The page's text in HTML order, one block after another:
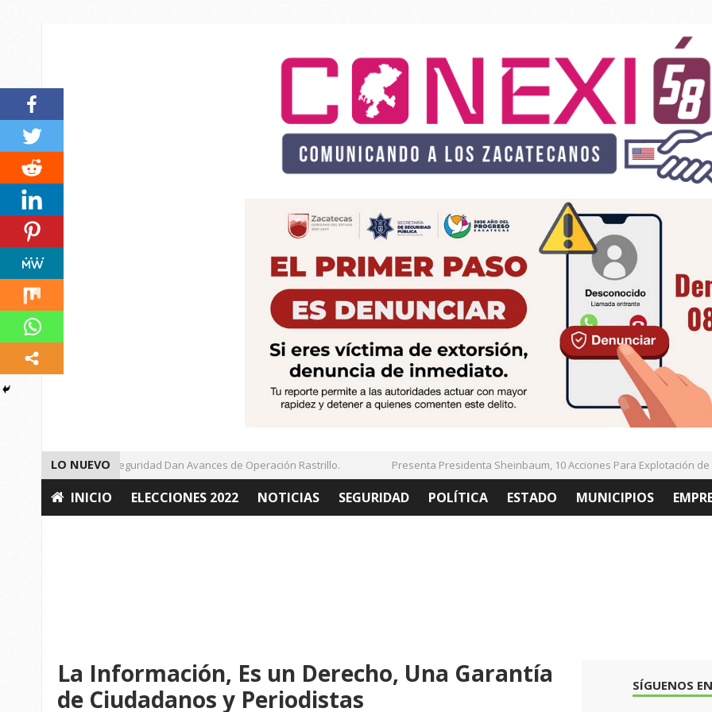
LO NUEVO
Autoridades de Seguridad Dan Avances de Operación Rastrillo. Presenta Presidenta Sheinbaum, 10 Acciones Para Explotación de
INICIO ELECCIONES 2022 NOTICIAS SEGURIDAD POLÍTICA ESTADO MUNICIPIOS
La Información, Es un Derecho, Una Garantía
de Ciudadanos y Periodistas
SÍGUENOS